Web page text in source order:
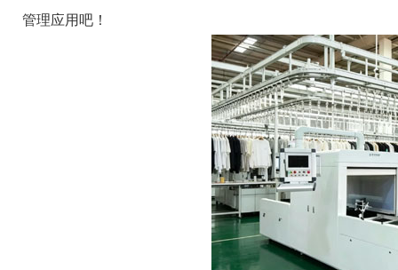
管理应用吧！